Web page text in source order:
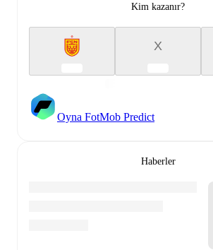
Kim kazanır?
X
Oyna FotMob Predict
Haberler